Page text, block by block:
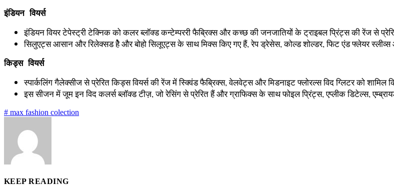
इंडियन वियर्स
इंडियन वियर टेपेस्ट्री टेक्निक को कलर ब्लॉक्ड कन्टेम्पररी फैब्रिक्स और कच्छ की जनजातियों के ट्राइबल प्रिंट्स की रेंज से
सिलुएट्स आसान और रिलेक्सड हैे और बोहो सिलूएट्स के साथ मिक्स किए गए हैं, रेप ड्रेसेस, कोल्ड शोल्डर, फिट एंड फ्लेयर
किड्स वियर्स
स्पार्कलिंग गैलेक्सीज से प्रेरित किड्स वियर्स की रेंज में स्क्विंड फैब्रिक्स, वेलवेट्स और मिडनाइट फ्लोरल्स विद ग्लिटर को शामिल
इस सीजन में जूम इन विद कलर्स ब्लॉक्ड टीज़, जो रेसिंग से प्रेरित हैं और ग्राफिक्स के साथ फोइल प्रिंट्स, एप्लीक डिटेल्स,
# max fashion colection
KEEP READING